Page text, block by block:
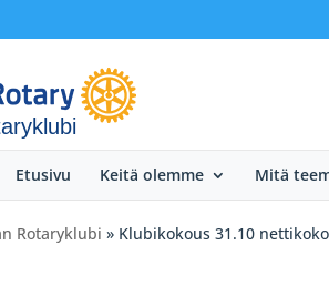
Etusivu Keitä olemme Mitä
Rotaryklubi » Klubikokous 31.10